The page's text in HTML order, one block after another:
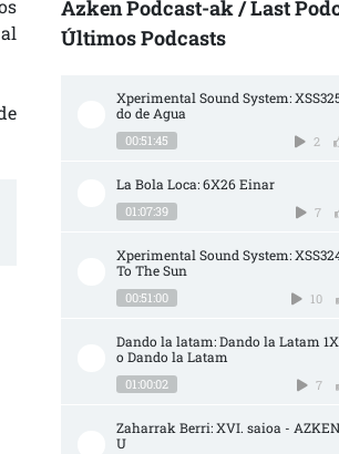
Azken Podcast-ak / Last
Últimos Podcasts
Xperimental Sound System:
do de Agua
00:51:45 2
La Bola Loca: 6X26 Einar
01:07:39 7
Xperimental Sound System:
To The Sun
00:51:00 10
Dando la latam: Dando la Latam
o Dando la Latam
01:00:02 7
Zaharrak Berri: XVI. saioa -
U